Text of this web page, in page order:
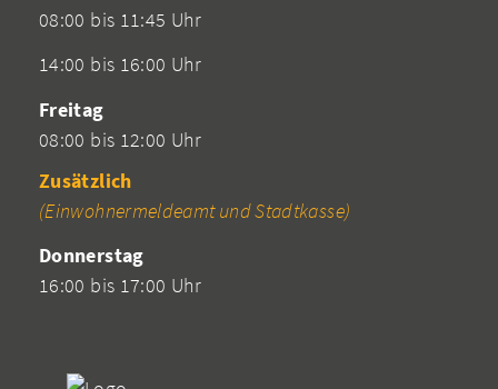
08:00 bis 11:45 Uhr
14:00 bis 16:00 Uhr
Freitag
08:00 bis 12:00 Uhr
Zusätzlich
(Einwohnermeldeamt und Stadtkasse)
Donnerstag
16:00 bis 17:00 Uhr